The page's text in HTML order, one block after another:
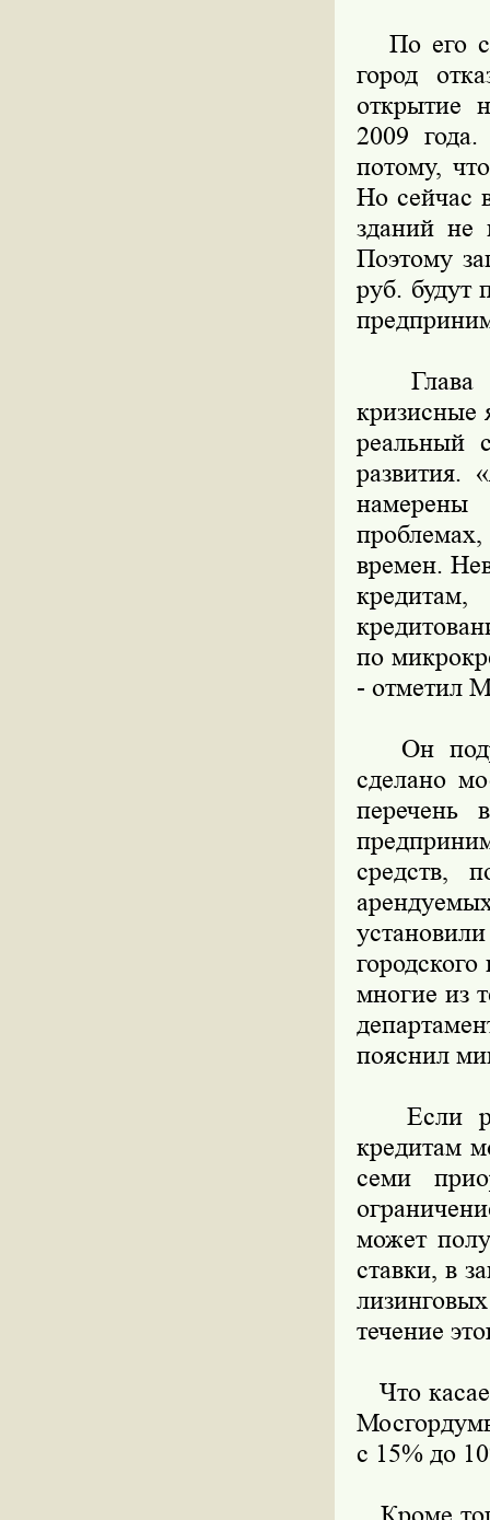
По его
город
открытие
2009
потому,
Но сейчас
зданий не
Поэтому
руб. будут
Глава
кризисные
реальный
развития.
времен.
по
- отметил
Он
сделано
перечень
средств,
многие из
пояснил
Если
кредитам
семи
может
ставки, в
течение
Что
с 15% до